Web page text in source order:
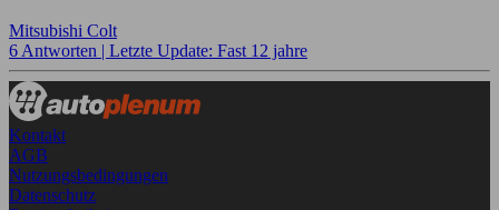
Mitsubishi Colt
6 Antworten | Letzte Update: Fast 12 jahre
Kontakt
AGB
Nutzungsbedingungen
Datenschutz